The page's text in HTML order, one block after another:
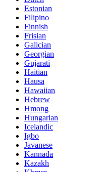
Estonian
Filipino
Finnish
Frisian
Galician
Georgian
Gujarati
Haitian
Hausa
Hawaiian
Hebrew
Hmong
Hungarian
Icelandic
Igbo
Javanese
Kannada
Kazakh